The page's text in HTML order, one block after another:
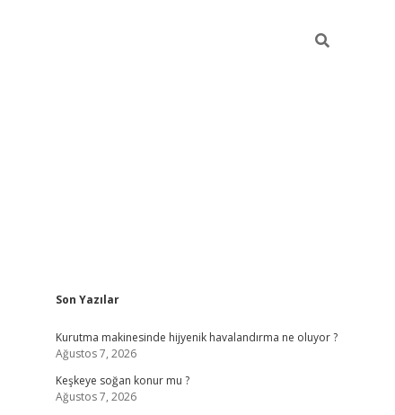
Sidebar
Son Yazılar
Kurutma makinesinde hijyenik havalandırma ne oluyor ?
Ağustos 7, 2026
Keşkeye soğan konur mu ?
Ağustos 7, 2026